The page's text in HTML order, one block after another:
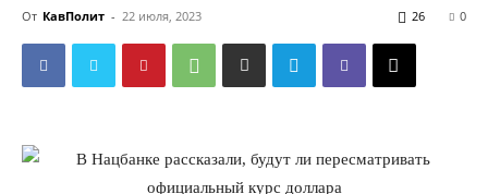
От КавПолит - 22 июля, 2023 0
26